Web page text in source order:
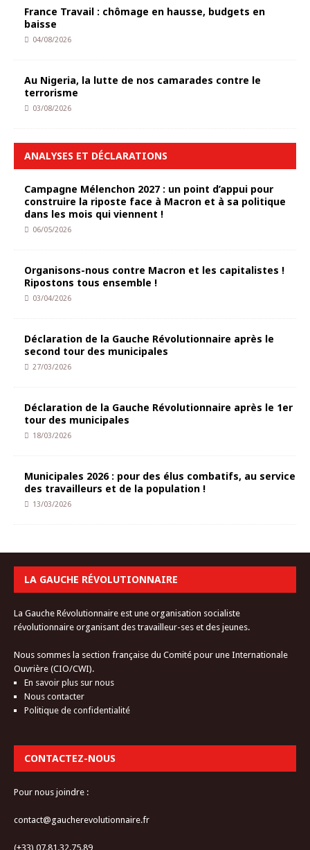
France Travail : chômage en hausse, budgets en
baisse
04/08/2026
Au Nigeria, la lutte de nos camarades contre le
terrorisme
03/08/2026
ANALYSES ET DÉCLARATIONS
Campagne Mélenchon 2027 : un point d’appui pour
construire la riposte face à Macron et à sa politique
dans les mois qui viennent !
06/05/2026
Organisons-nous contre Macron et les capitalistes !
Ripostons tous ensemble !
03/04/2026
Déclaration de la Gauche Révolutionnaire après le
second tour des municipales
27/03/2026
Déclaration de la Gauche Révolutionnaire après le 1er
tour des municipales
18/03/2026
Municipales 2026 : pour des élus combatifs, au service
des travailleurs et de la population !
13/03/2026
LA GAUCHE RÉVOLUTIONNAIRE
La Gauche Révolutionnaire est une organisation socialiste
révolutionnaire organisant des travailleur-ses et des jeunes.
Nous sommes la section française du Comité pour une Internationale
Ouvrière (CIO/CWI).
En savoir plus sur nous
Nous contacter
Politique de confidentialité
CONTACTEZ-NOUS
Pour nous joindre :
contact@gaucherevolutionnaire.fr
(+33) 07.81.32.75.89